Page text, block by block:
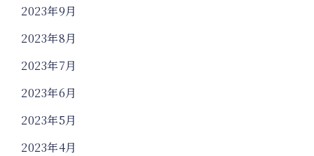
2023年9月
2023年8月
2023年7月
2023年6月
2023年5月
2023年4月